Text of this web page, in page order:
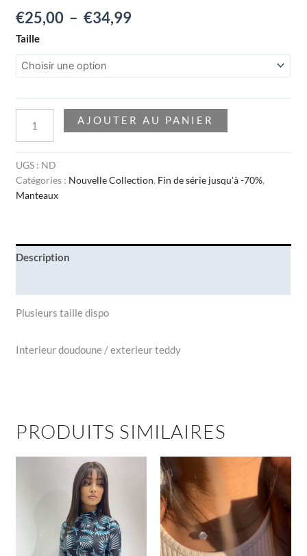
€25,00 – €34,99
Taille
AJOUTER AU PANIER
UGS : ND
Catégories : Nouvelle Collection, Fin de série jusqu'à -70%,
Manteaux
Description
Plusieurs taille dispo
Interieur doudoune / exterieur teddy
PRODUITS SIMILAIRES
produit
plusieurs
variations.